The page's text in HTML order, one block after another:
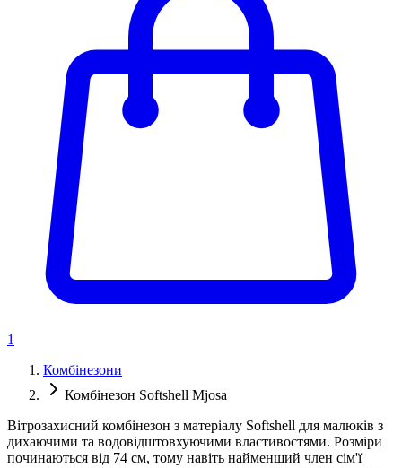
1
Комбінезони
Комбінезон Softshell Mjosa
Вітрозахисний комбінезон з матеріалу Softshell для малюків з
дихаючими та водовідштовхуючими властивостями. Розміри
починаються від 74 см, тому навіть найменший член сім'ї